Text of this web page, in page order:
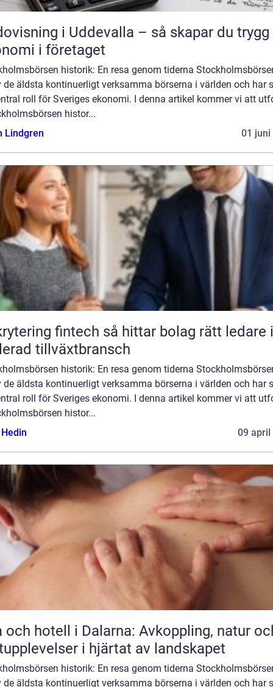
i Uddevalla – så skapar du trygg
i företaget
historik: En resa genom tiderna
de äldsta kontinuerligt verksamma börserna i världen och har
roll för Sveriges ekonomi. I denna artikel kommer vi att
histor...
Lindgren
01 juni
fintech så hittar bolag rätt ledare i en
tillväxtbransch
historik: En resa genom tiderna
de äldsta kontinuerligt verksamma börserna i världen och har
roll för Sveriges ekonomi. I denna artikel kommer vi att
histor...
09 april
och hotell i Dalarna: Avkoppling, natur
i hjärtat av landskapet
historik: En resa genom tiderna
de äldsta kontinuerligt verksamma börserna i världen och har